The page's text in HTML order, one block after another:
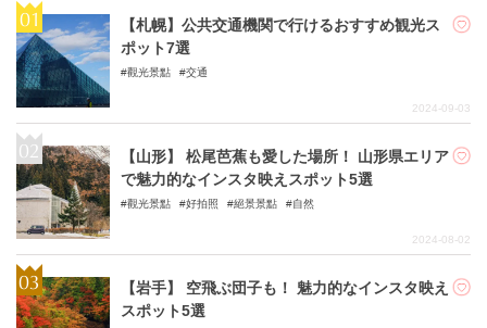
【札幌】公共交通機関で行けるおすすめ観光ス
ポット7選
觀光景點 交通
2024-09-03
【山形】 松尾芭蕉も愛した場所！ 山形県エリア
で魅力的なインスタ映えスポット5選
觀光景點 好拍照 絕景景點 自然
2024-08-02
【岩手】 空飛ぶ団子も！ 魅力的なインスタ映え
スポット5選